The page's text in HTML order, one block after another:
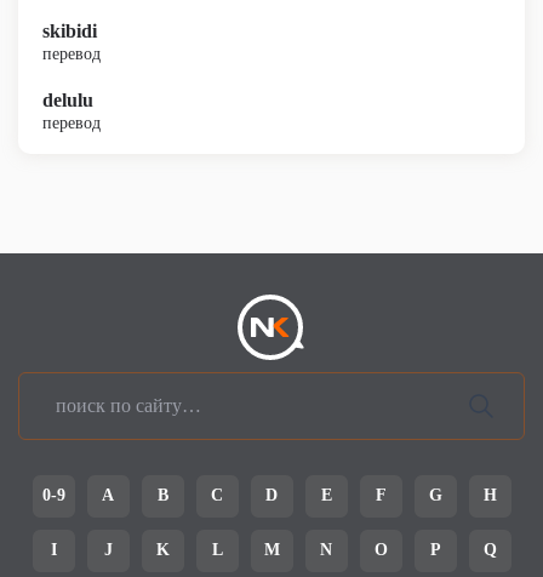
skibidi
перевод
delulu
перевод
0-9 A B C D E F G H
I J K L M N O P Q